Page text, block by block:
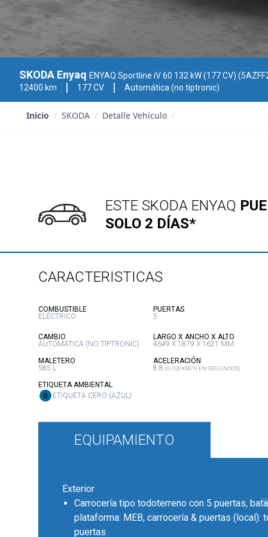
SKODA Enyaq ENYAQ Sportline iV 60 132 kW (177 CV)
12400 km
177 CV Automática (no tiptronic)
Inicio / SKODA / Detalle Vehículo /
ESTE SKODA ENYAQ
SOLO 2 DÍAS*
CARACTERISTICAS
COMBUSTIBLE:
ELÉCTRICO
PUERTAS:
5
CAMBIO
AUTOMÁTICA (NO TIPTRONIC)
LARGO X ANCHO X ALTO
4649 X 1879 X 1621 MM
MALETERO
585 L
ACELERACIÓN
8.8 (0-100 KM/H EN SEGUNDOS)
ETIQUETA AMBIENTAL
ETIQUETA CERO (AZUL)
EQUIPAMIENTO
Exterior
Carrocería tipo todoterreno con 5 puertas,
plataforma: MEB, carrocería & puertas (local):
puertas